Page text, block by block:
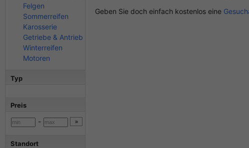
Geben Sie doch einfach kostenlos eine
Felgen
Sommerreifen
Karosserie
Getriebe & Antrieb
Winterreifen
Motoren
Typ
Preis
-
Standort